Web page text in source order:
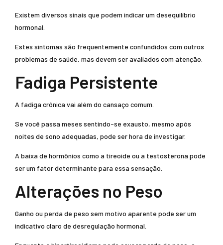
Existem diversos sinais que podem indicar um desequilíbrio
hormonal.
Estes sintomas são frequentemente confundidos com outros
problemas de saúde, mas devem ser avaliados com atenção.
Fadiga Persistente
A fadiga crônica vai além do cansaço comum.
Se você passa meses sentindo-se exausto, mesmo após
noites de sono adequadas, pode ser hora de investigar.
A baixa de hormônios como a tireoide ou a testosterona pode
ser um fator determinante para essa sensação.
Alterações no Peso
Ganho ou perda de peso sem motivo aparente pode ser um
indicativo claro de desregulação hormonal.